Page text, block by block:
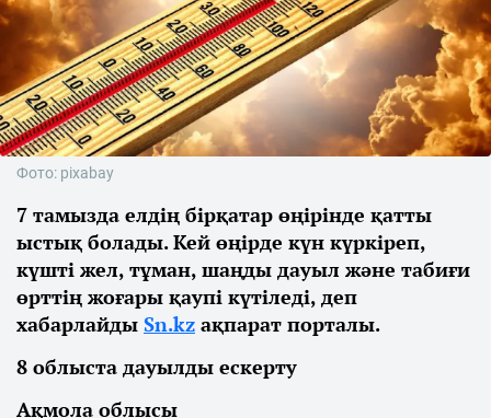
Фото: pixabay
7 тамызда елдің бірқатар өңірінде қатты
ыстық болады. Кей өңірде күн күркіреп,
күшті жел, тұман, шаңды дауыл және табиғи
өрттің жоғары қаупі күтіледі, деп
хабарлайды Sn.kz ақпарат порталы.
8 облыста дауылды ескерту
Ақмола облысы